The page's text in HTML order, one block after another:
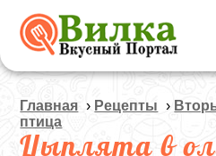
Главная › Рецепты ›
птица
Цыплята в